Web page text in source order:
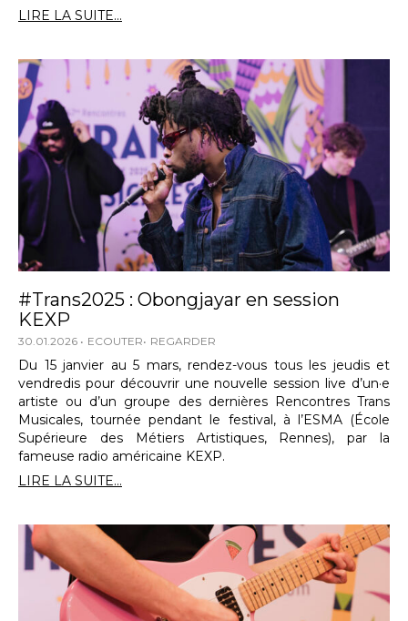
LIRE LA SUITE...
#Trans2025 : Obongjayar en session
KEXP
30.01.2026 ECOUTER REGARDER
Du 15 janvier au 5 mars, rendez-vous tous les jeudis et
vendredis pour découvrir une nouvelle session live d’un·e
artiste ou d’un groupe des dernières Rencontres Trans
Musicales, tournée pendant le festival, à l’ESMA (École
Supérieure des Métiers Artistiques, Rennes), par la
fameuse radio américaine KEXP.
LIRE LA SUITE...